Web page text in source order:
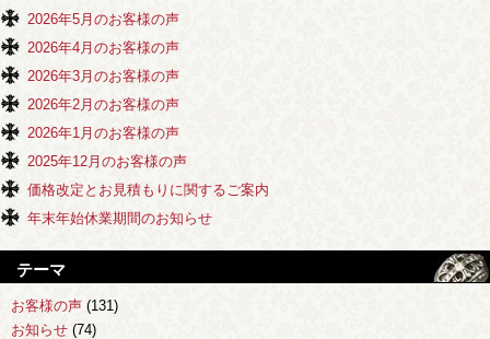
2026年5月のお客様の声
2026年4月のお客様の声
2026年3月のお客様の声
2026年2月のお客様の声
2026年1月のお客様の声
2025年12月のお客様の声
価格改定とお見積もりに関するご案内
年末年始休業期間のお知らせ
テーマ
お客様の声 (131)
お知らせ (74)